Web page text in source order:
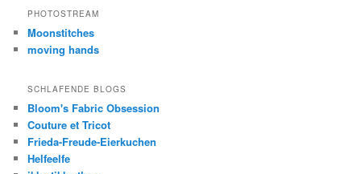
PHOTOSTREAM
Moonstitches
moving hands
SCHLAFENDE BLOGS
Bloom's Fabric Obsession
Couture et Tricot
Frieda-Freude-Eierkuchen
Helfeelfe